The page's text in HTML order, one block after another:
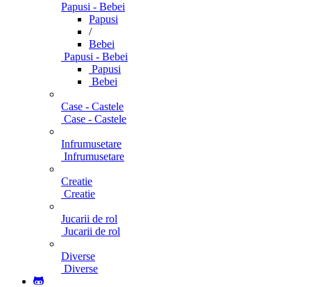
Papusi - Bebei
Papusi
/
Bebei
Papusi - Bebei
Papusi
Bebei
Case - Castele
Case - Castele
Infrumusetare
Infrumusetare
Creatie
Creatie
Jucarii de rol
Jucarii de rol
Diverse
Diverse